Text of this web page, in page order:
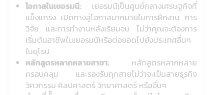
โอกาสในเยอรมนี: เยอรมนีเป็นศูนย์กลางเศรษฐกิจที่
แข็งแกร่ง เปิดทางสู่โอกาสมากมายในการฝึกงาน การ
วิจัย และการทำงานหลังเรียนจบ ไม่ว่าคุณจะต้องการ
เริ่มต้นอาชีพในเยอรมนีหรือต่อยอดไปยังประเทศอื่นๆ
ในยุโรป
หลักสูตรหลากหลายสาขา: หลักสูตรหลากหลาย
ครอบคลุม และรองรับทุกสายไม่ว่าจะเป็นสายธุรกิจ
วิศวกรรม ศิลปศาสตร์ วิทยาศาสตร์ หรืออื่นๆ